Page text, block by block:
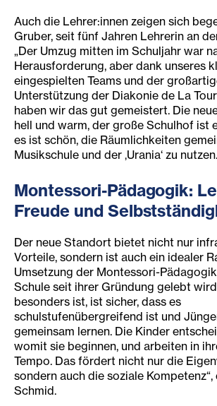
Auch die Lehrer:innen zeigen sich
Gruber, seit fünf Jahren Lehrerin an
„Der Umzug mitten im Schuljahr war
Herausforderung, aber dank unseres
eingespielten Teams und der
Unterstützung der Diakonie de La
haben wir das gut gemeistert. Die
hell und warm, der große Schulhof ist
es ist schön, die Räumlichkeiten
Musikschule und der ‚Urania‘ zu
Montessori-Pädagogik:
Freude und
Der neue Standort bietet nicht nur
Vorteile, sondern ist auch ein idealer
Umsetzung der Montessori-
Schule seit ihrer Gründung gelebt
besonders ist, ist sicher, dass es
schulstufenübergreifend ist und
gemeinsam lernen. Die Kinder
womit sie beginnen, und arbeiten in
Tempo. Das fördert nicht nur die
sondern auch die soziale
Schmid.